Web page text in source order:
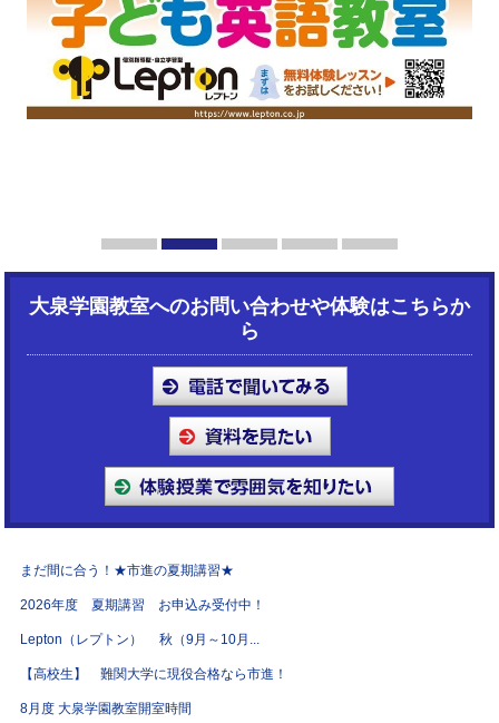
大泉学園教室へのお問い合わせや体験はこちらか
ら
まだ間に合う！★市進の夏期講習★
2026年度 夏期講習 お申込み受付中！
Lepton（レプトン） 秋（9月～10月...
【高校生】 難関大学に現役合格なら市進！
8月度 大泉学園教室開室時間